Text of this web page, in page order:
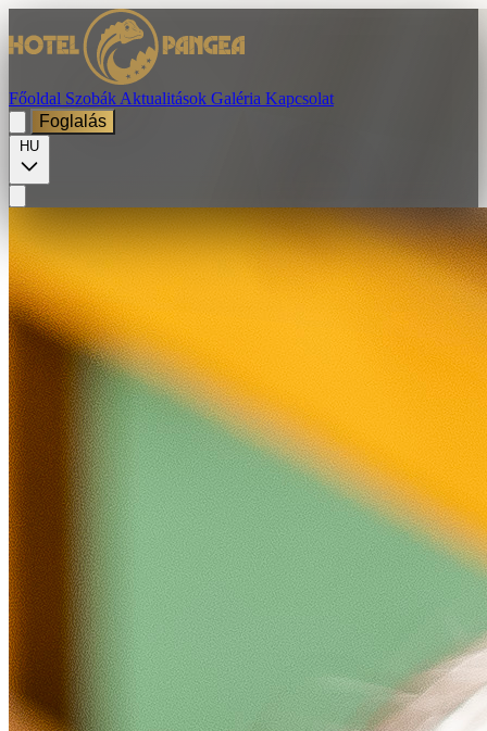
Főoldal Szobák Aktualitások Galéria Kapcsolat
Foglalás
HU